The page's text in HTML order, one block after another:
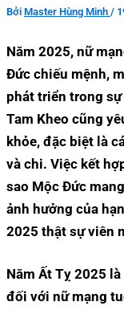
Bởi Master Hùng Minh /
Năm 2025, nữ
Đức chiếu mệnh,
phát triển trong
Tam Kheo cũng
khỏe, đặc biệt là
và chi. Việc kết
sao Mộc Đức
ảnh hưởng của
2025 thật sự viên
Năm Ất Tỵ 2025
đối với nữ mạng